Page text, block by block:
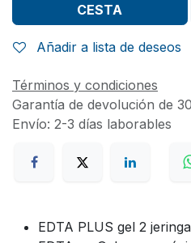
CESTA
Añadir a lista de deseos
Términos y condiciones
Garantía de devolución de
Envío: 2-3 días laborables
EDTA PLUS gel 2